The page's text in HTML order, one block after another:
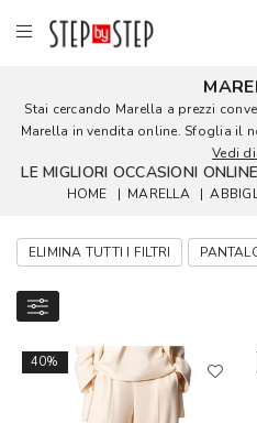
Stai cercando Marella a prezzi
Marella in vendita online. Sfoglia il
Vedi
LE MIGLIORI OCCASIONI
HOME | MARELLA |
ELIMINA TUTTI I FILTRI
40%